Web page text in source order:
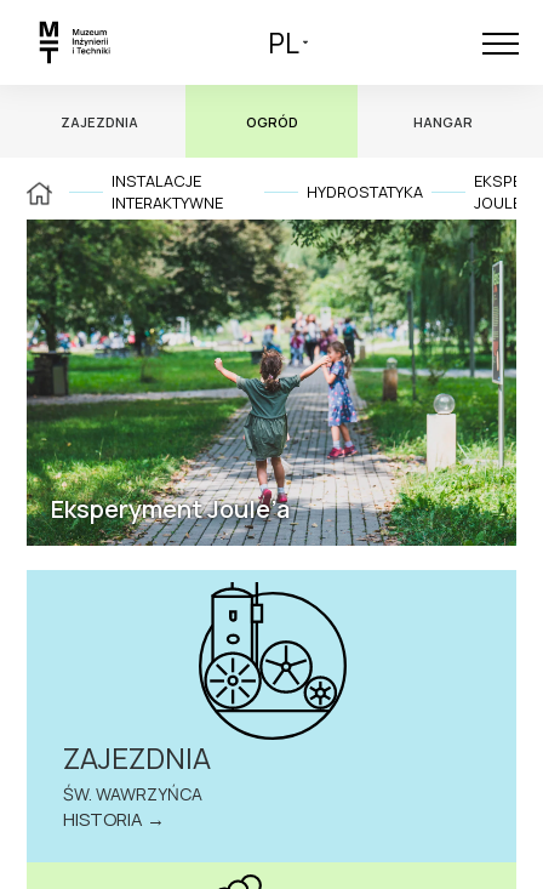
PL
ZAJEZDNIA OGRÓD HANGAR
INSTALACJE
INTERAKTYWNE
HYDROSTATYKA
JOULE’A
Eksperyment Joule’a
ZAJEZDNIA
ŚW. WAWRZYŃCA
HISTORIA →